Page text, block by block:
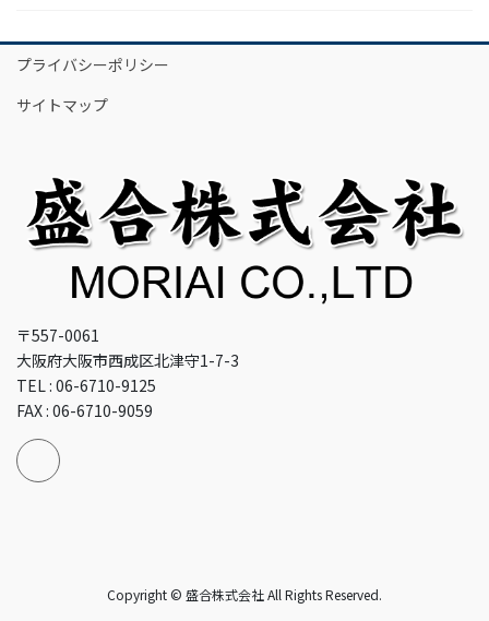
プライバシーポリシー
サイトマップ
〒557-0061
大阪府大阪市西成区北津守1-7-3
TEL : 06-6710-9125
FAX : 06-6710-9059
Copyright © 盛合株式会社 All Rights Reserved.